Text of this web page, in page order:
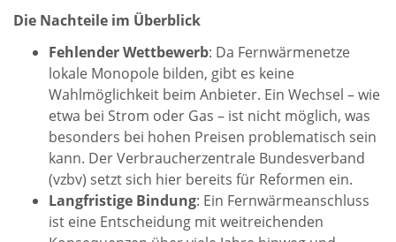
Die Nachteile im Überblick
Fehlender Wettbewerb: Da Fernwärmenetze
lokale Monopole bilden, gibt es keine
Wahlmöglichkeit beim Anbieter. Ein Wechsel – wie
etwa bei Strom oder Gas – ist nicht möglich, was
besonders bei hohen Preisen problematisch sein
kann. Der Verbraucherzentrale Bundesverband
(vzbv) setzt sich hier bereits für Reformen ein.
Langfristige Bindung: Ein Fernwärmeanschluss
ist eine Entscheidung mit weitreichenden